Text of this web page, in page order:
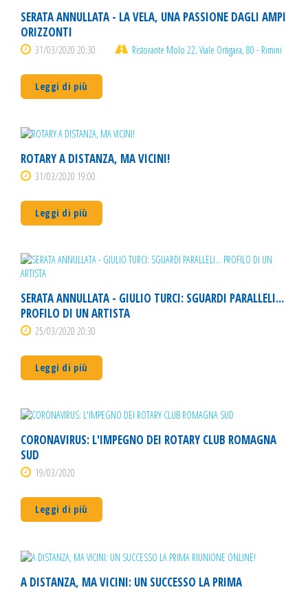
SERATA ANNULLATA - LA VELA, UNA PASSIONE DAGLI AMPI
ORIZZONTI
31/03/2020 20:30 Ristorante Molo 22, Viale Ortigara, 80 - Rimini
Leggi di più
ROTARY A DISTANZA, MA VICINI!
31/03/2020 19:00
Leggi di più
SERATA ANNULLATA - GIULIO TURCI: SGUARDI PARALLELI...
PROFILO DI UN ARTISTA
25/03/2020 20:30
Leggi di più
CORONAVIRUS: L'IMPEGNO DEI ROTARY CLUB ROMAGNA
SUD
19/03/2020
Leggi di più
A DISTANZA, MA VICINI: UN SUCCESSO LA PRIMA